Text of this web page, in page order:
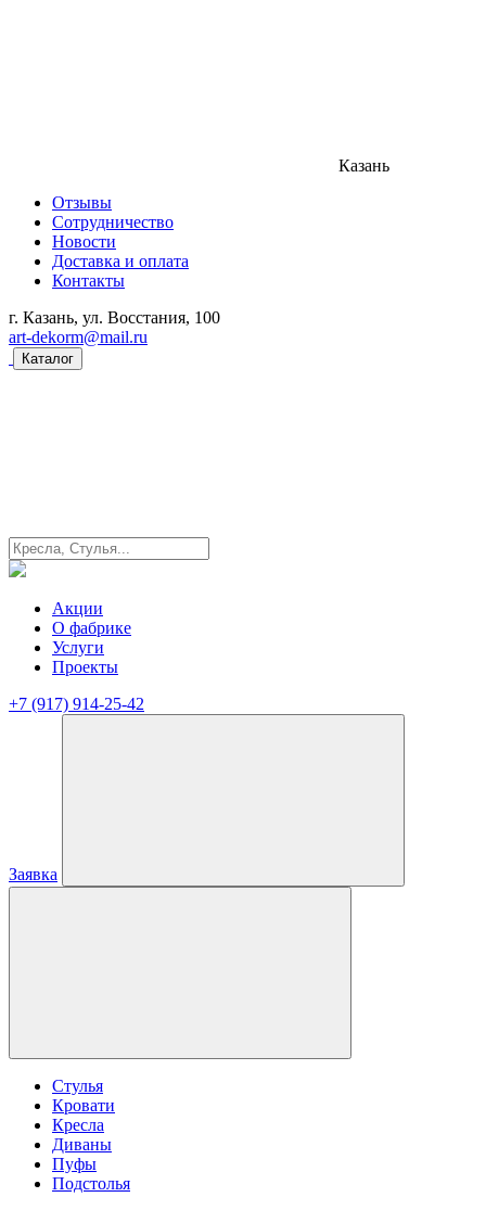
Казань
Отзывы
Сотрудничество
Новости
Доставка и оплата
Контакты
г. Казань, ул. Восстания, 100
art-dekorm@mail.ru
Каталог
Акции
О фабрике
Услуги
Проекты
+7 (917) 914-25-42
Заявка
Стулья
Кровати
Кресла
Диваны
Пуфы
Подстолья